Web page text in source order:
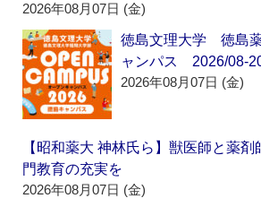
2026年08月07日 (金)
徳島文理大学 徳島
ャンパス 2026/08-
2026年08月07日 (金)
【昭和薬大 神林氏ら】獣医師と薬
門教育の充実を
2026年08月07日 (金)